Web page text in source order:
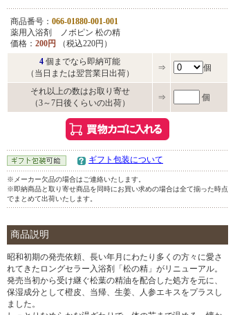
商品番号： 066-01880-001-001
薬用入浴剤 ノボピン 松の精
価格： 200円
（税込220円）
4 個までなら即納可能
（当日または翌営業日出荷）
⇒ 個
それ以上の数はお取り寄せ
（3～7日後くらいの出荷）
⇒ 個
ギフト包装について
※メーカー欠品の場合はご連絡いたします。
※即納商品と取り寄せ商品を同時にお買い求めの場合は全て揃った時点
でまとめて出荷いたします。
商品説明
昭和初期の発売依頼、長い年月にわたり多くの方々に愛さ
れてきたロングセラー入浴剤「松の精」がリニューアル。
発売当初から受け継ぐ松葉の精油を配合した処方を元に、
保湿成分として橙皮、当帰、生姜、人参エキスをプラスし
ました。